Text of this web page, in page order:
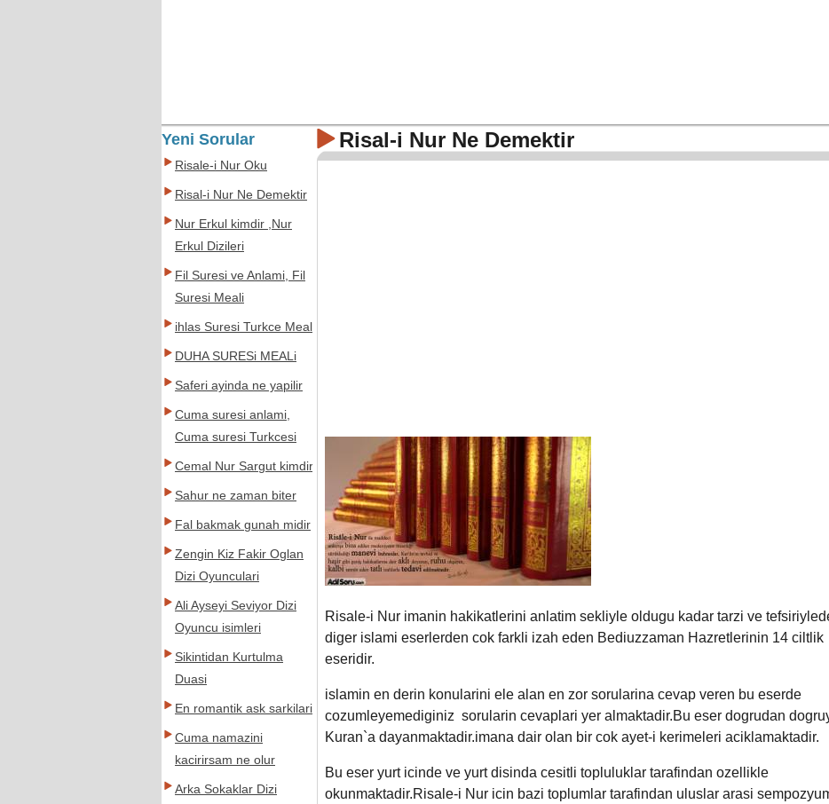
Risal-i Nur Ne Demektir
Risale-i Nur imanin hakikatlerini anlatim sekliyle oldugu kadar tarzi ve
diger islami eserlerden cok farkli izah eden Bediuzzaman Hazretlerinin 14 ciltlik
eseridir.
islamin en derin konularini ele alan en zor sorularina cevap veren bu eserde
cozumleyemediginiz sorularin cevaplari yer almaktadir.Bu eser dogrudan
Kuran`a dayanmaktadir.imana dair olan bir cok ayet-i kerimeleri aciklamaktadir.
Bu eser yurt icinde ve yurt disinda cesitli topluluklar tarafindan ozellikle
okunmaktadir.Risale-i Nur icin bazi toplumlar tarafindan uluslar arasi
Yeni Sorular
Risale-i Nur Oku
Risal-i Nur Ne Demektir
Nur Erkul kimdir ,Nur
Erkul Dizileri
Fil Suresi ve Anlami, Fil
Suresi Meali
ihlas Suresi Turkce Meali
DUHA SURESi MEALi
Saferi ayinda ne yapilir
Cuma suresi anlami,
Cuma suresi Turkcesi
Cemal Nur Sargut kimdir
Sahur ne zaman biter
Fal bakmak gunah midir
Zengin Kiz Fakir Oglan
Dizi Oyunculari
Ali Ayseyi Seviyor Dizi
Oyuncu isimleri
Sikintidan Kurtulma
Duasi
En romantik ask sarkilari
Cuma namazini
kacirirsam ne olur
Arka Sokaklar Dizi